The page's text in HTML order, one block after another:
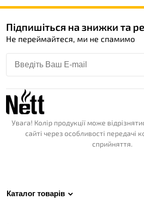
Підпишіться на знижки та
Не переймайтеся, ми не спамимо
Увага! Колір продукції може
сайті через особливості передачі
сприйняття.
Каталог товарів